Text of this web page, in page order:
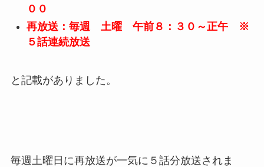
００
再放送：毎週 土曜 午前８：３０～正午 ※
５話連続放送
と記載がありました。
毎週土曜日に再放送が一気に５話分放送されま